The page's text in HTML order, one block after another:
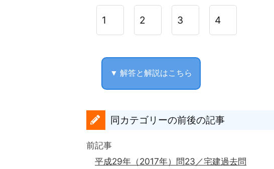
1 2 3 4
▼ 解答と解説はこちら
同カテゴリーの前後の記事
前記事
平成29年（2017年）問23／宅建過去問